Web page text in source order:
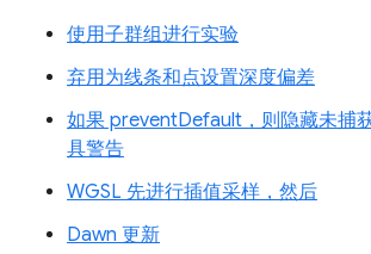
使用子群组进行实验
弃用为线条和点设置深度偏差
如果 preventDefault，则隐藏未捕
具警告
WGSL 先进行插值采样，然后
Dawn 更新